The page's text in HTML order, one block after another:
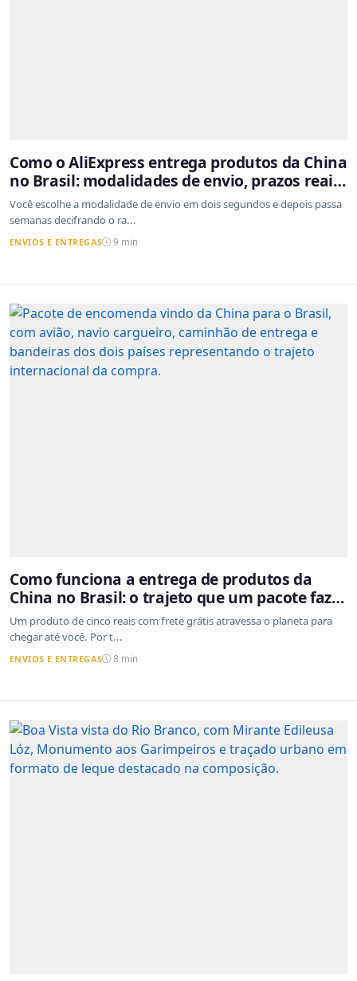
Como o AliExpress entrega produtos da China
no Brasil: modalidades de envio, prazos reais
e o que a Cainiao tem a ver com isso
Você escolhe a modalidade de envio em dois segundos e depois passa
semanas decifrando o ra...
ENVIOS E ENTREGAS 9 min
Como funciona a entrega de produtos da
China no Brasil: o trajeto que um pacote faz
do outro lado do mundo até a sua casa
Um produto de cinco reais com frete grátis atravessa o planeta para
chegar até você. Por t...
ENVIOS E ENTREGAS 8 min